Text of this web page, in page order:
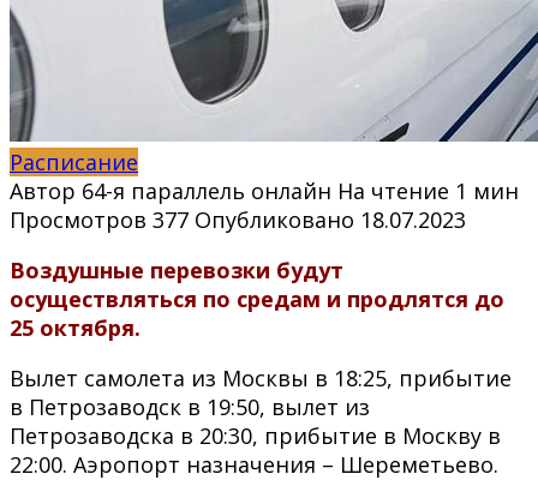
Расписание
Автор 64-я параллель онлайн На чтение 1 мин
Просмотров 377 Опубликовано 18.07.2023
Воздушные перевозки будут
осуществляться по средам и продлятся до
25 октября.
Вылет самолета из Москвы в 18:25, прибытие
в Петрозаводск в 19:50, вылет из
Петрозаводска в 20:30, прибытие в Москву в
22:00. Аэропорт назначения – Шереметьево.